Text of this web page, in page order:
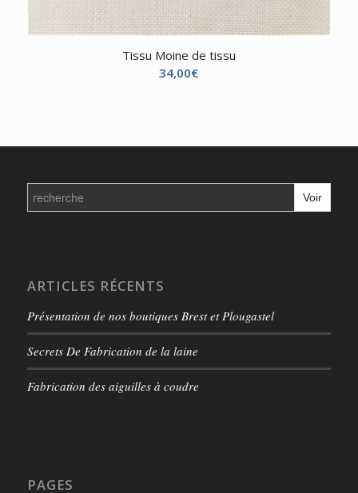
Tissu Moine de tissu
34,00€
Search
for:
ARTICLES RÉCENTS
Présentation de nos boutiques Brest et Plougastel
Secrets De Fabrication de la laine
Fabrication des aiguilles à coudre
PAGES